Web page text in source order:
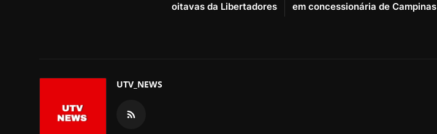
oitavas da Libertadores
em concessionária de Campinas
UTV_NEWS